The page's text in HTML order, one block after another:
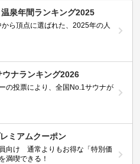
泉年間ランキング2025
ら頂点に選ばれた、2025年の人
ウナランキング2026
の投票により、全国No.1サウナが
ミアムクーポン
向け 通常よりもお得な「特別価
満喫できる！